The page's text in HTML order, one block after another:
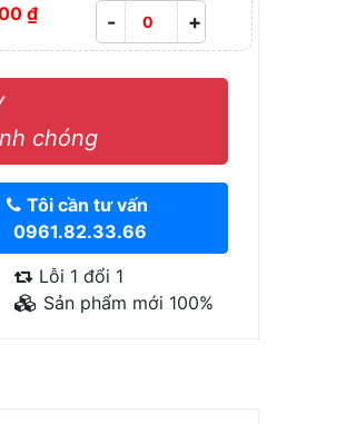
₫ - +
chóng
Tôi cần tư vấn
0961.82.33.66
Lỗi 1 đổi 1
Sản phẩm mới 100%